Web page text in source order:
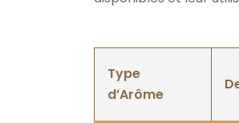
Type
d’Arôme